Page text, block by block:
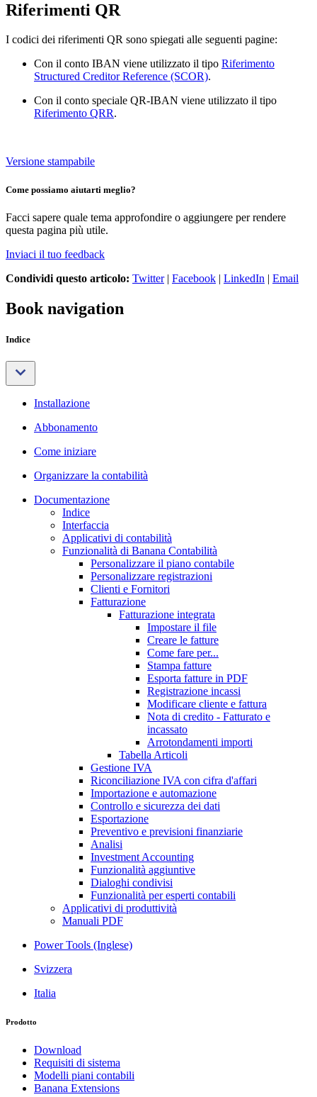
Riferimenti QR
I codici dei riferimenti QR sono spiegati alle seguenti pagine:
Con il conto IBAN viene utilizzato il tipo Riferimento
Structured Creditor Reference (SCOR).
Con il conto speciale QR-IBAN viene utilizzato il tipo
Riferimento QRR.
Versione stampabile
Come possiamo aiutarti meglio?
Facci sapere quale tema approfondire o aggiungere per rendere
questa pagina più utile.
Inviaci il tuo feedback
Condividi questo articolo: Twitter| Facebook | LinkedIn | Email
Book navigation
Indice
Installazione
Abbonamento
Come iniziare
Organizzare la contabilità
Documentazione
Indice
Interfaccia
Applicativi di contabilità
Funzionalità di Banana Contabilità
Personalizzare il piano contabile
Personalizzare registrazioni
Clienti e Fornitori
Fatturazione
Fatturazione integrata
Impostare il file
Creare le fatture
Come fare per...
Stampa fatture
Esporta fatture in PDF
Registrazione incassi
Modificare cliente e fattura
Nota di credito - Fatturato e
incassato
Arrotondamenti importi
Tabella Articoli
Gestione IVA
Riconciliazione IVA con cifra d'affari
Importazione e automazione
Controllo e sicurezza dei dati
Esportazione
Preventivo e previsioni finanziarie
Analisi
Investment Accounting
Funzionalità aggiuntive
Dialoghi condivisi
Funzionalità per esperti contabili
Applicativi di produttività
Manuali PDF
Power Tools (Inglese)
Svizzera
Italia
Prodotto
Download
Requisiti di sistema
Modelli piani contabili
Banana Extensions